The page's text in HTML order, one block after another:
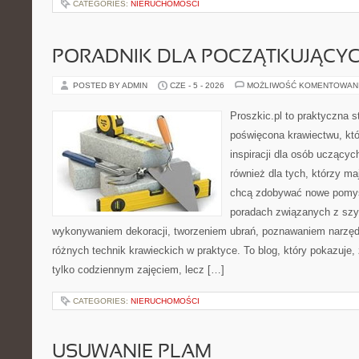
CATEGORIES: NIERUCHOMOŚCI
PORADNIK DLA
POSTED BY ADMIN CZE - 5 - 2026 MOŻLIWOŚĆ
Proszkic.pl to praktyczna
poświęcona krawiectwu,
inspiracji dla osób
również dla tych, którzy
chcą zdobywać nowe
poradach związanych z
wykonywaniem dekoracji, tworzeniem ubrań, poznawaniem
różnych technik krawieckich w praktyce. To blog, który
tylko codziennym zajęciem, lecz […]
CATEGORIES: NIERUCHOMOŚCI
USUWANIE PLAM